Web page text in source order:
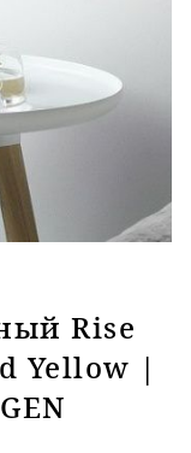
Rise
Yellow |